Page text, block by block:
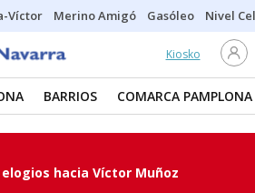
Víctor Merino Amigó Gasóleo Nivel
Kiosko
BARRIOS COMARCA PAMPLONA
hacia Víctor Muñoz